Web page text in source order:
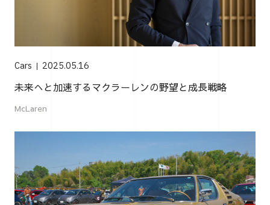
Cars 2025.05.16
未来へと加速するマクラーレンの野望と成長戦略
McLaren